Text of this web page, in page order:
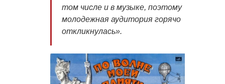
том числе и в музыке, поэтому
молодежная аудитория горячо
откликнулась».